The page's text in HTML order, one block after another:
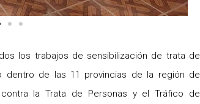
los trabajos de sensibilización de trata de
dentro de las 11 provincias de la región de
la Trata de Personas y el Tráfico de